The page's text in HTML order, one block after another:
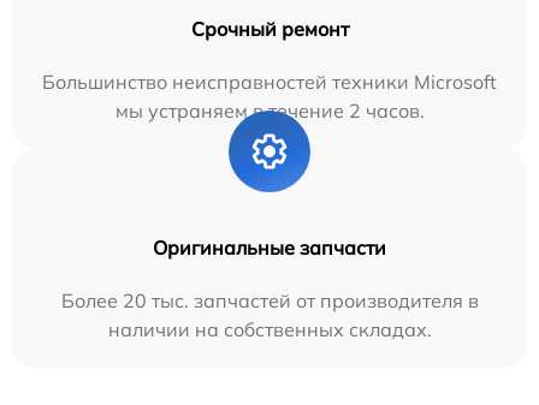
Срочный ремонт
Большинство неисправностей техники Microsoft
мы устраняем в течение 2 часов.
Оригинальные запчасти
Более 20 тыс. запчастей от производителя в
наличии на собственных складах.